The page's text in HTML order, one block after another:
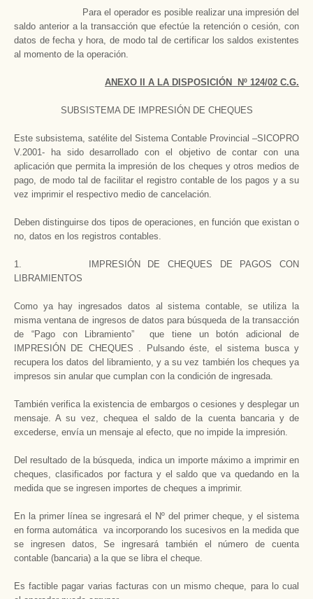
Para el operador es posible realizar una impresión del
saldo anterior a la transacción que efectúe la retención o cesión, con
datos de fecha y hora, de modo tal de certificar los saldos existentes
al momento de la operación.
ANEXO II A LA DISPOSICIÓN Nº 124/02 C.G.
SUBSISTEMA DE IMPRESIÓN DE CHEQUES
Este subsistema, satélite del Sistema Contable Provincial –SICOPRO
V.2001- ha sido desarrollado con el objetivo de contar con una
aplicación que permita la impresión de los cheques y otros medios de
pago, de modo tal de facilitar el registro contable de los pagos y a su
vez imprimir el respectivo medio de cancelación.
Deben distinguirse dos tipos de operaciones, en función que existan o
no, datos en los registros contables.
1. IMPRESIÓN DE CHEQUES DE PAGOS CON
LIBRAMIENTOS
Como ya hay ingresados datos al sistema contable, se utiliza la
misma ventana de ingresos de datos para búsqueda de la transacción
de “Pago con Libramiento” que tiene un botón adicional de
IMPRESIÓN DE CHEQUES . Pulsando éste, el sistema busca y
recupera los datos del libramiento, y a su vez también los cheques ya
impresos sin anular que cumplan con la condición de ingresada.
También verifica la existencia de embargos o cesiones y desplegar un
mensaje. A su vez, chequea el saldo de la cuenta bancaria y de
excederse, envía un mensaje al efecto, que no impide la impresión.
Del resultado de la búsqueda, indica un importe máximo a imprimir en
cheques, clasificados por factura y el saldo que va quedando en la
medida que se ingresen importes de cheques a imprimir.
En la primer línea se ingresará el Nº del primer cheque, y el sistema
en forma automática va incorporando los sucesivos en la medida que
se ingresen datos, Se ingresará también el número de cuenta
contable (bancaria) a la que se libra el cheque.
Es factible pagar varias facturas con un mismo cheque, para lo cual